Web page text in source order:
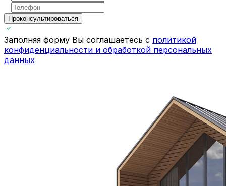
Проконсультироваться
Заполняя форму Вы соглашаетесь с политикой
конфиденциальности и обработкой персональных
данных